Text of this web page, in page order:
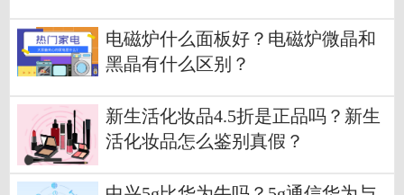
电磁炉什么面板好？电磁炉微晶和
黑晶有什么区别？
新生活化妆品4.5折是正品吗？新生
活化妆品怎么鉴别真假？